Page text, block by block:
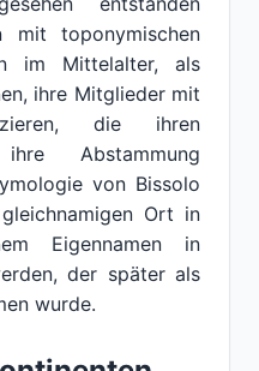
mit toponymischen
im Mittelalter, als
ihre Mitglieder mit
die ihren
Abstammung
von Bissolo
Ort in
Eigennamen in
der später als
wurde.